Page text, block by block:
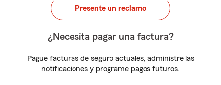
Presente un reclamo
¿Necesita pagar una factura?
Pague facturas de seguro actuales, administre las
notificaciones y programe pagos futuros.